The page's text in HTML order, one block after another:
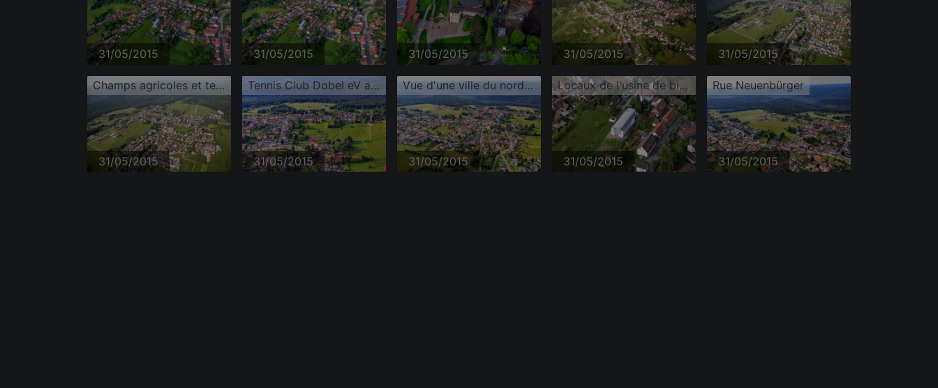
31/05/2015 31/05/2015 31/05/2015 31/05/2015 31/05/2015
Champs agricoles et terres arables
31/05/2015
Tennis Club Dobel eV au Kurpark
31/05/2015
Vue d'une ville du nord de la Forêt-Noire
31/05/2015
Locaux de l'usine de bijoux Micha Bunz
31/05/2015
Rue Neuenbürger
31/05/2015